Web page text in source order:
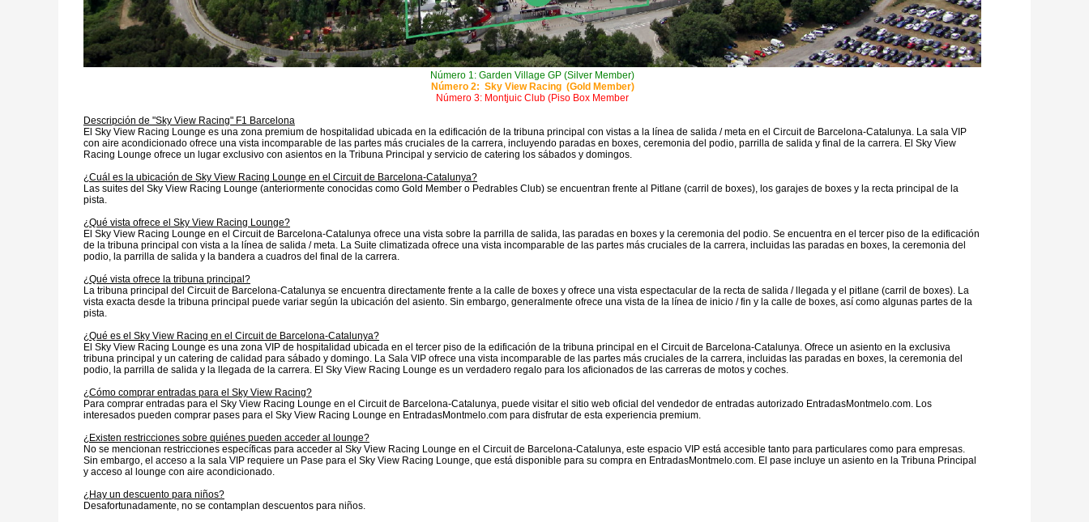
Número 1: Garden Village GP (Silver Member)
Número 2: Sky View Racing (Gold Member)
Número 3: Montjuic Club (Piso Box Member
Descripción de "Sky View Racing" F1 Barcelona
El Sky View Racing Lounge es una zona premium de hospitalidad ubicada en la edificación de la tribuna principal con vistas a la línea de salida / meta en el Circuit de Barcelona-Catalunya. La sala VIP
con aire acondicionado ofrece una vista incomparable de las partes más cruciales de la carrera, incluyendo paradas en boxes, ceremonia del podio, parrilla de salida y final de la carrera. El Sky View
Racing Lounge ofrece un lugar exclusivo con asientos en la Tribuna Principal y servicio de catering los sábados y domingos.
¿Cuál es la ubicación de Sky View Racing Lounge en el Circuit de Barcelona-Catalunya?
Las suites del Sky View Racing Lounge (anteriormente conocidas como Gold Member o Pedrables Club) se encuentran frente al Pitlane (carril de boxes), los garajes de boxes y la recta principal de la
pista.
¿Qué vista ofrece el Sky View Racing Lounge?
El Sky View Racing Lounge en el Circuit de Barcelona-Catalunya ofrece una vista sobre la parrilla de salida, las paradas en boxes y la ceremonia del podio. Se encuentra en el tercer piso de la edificación
de la tribuna principal con vista a la línea de salida / meta. La Suite climatizada ofrece una vista incomparable de las partes más cruciales de la carrera, incluidas las paradas en boxes, la ceremonia del
podio, la parrilla de salida y la bandera a cuadros del final de la carrera.
¿Qué vista ofrece la tribuna principal?
La tribuna principal del Circuit de Barcelona-Catalunya se encuentra directamente frente a la calle de boxes y ofrece una vista espectacular de la recta de salida / llegada y el pitlane (carril de boxes). La
vista exacta desde la tribuna principal puede variar según la ubicación del asiento. Sin embargo, generalmente ofrece una vista de la línea de inicio / fin y la calle de boxes, así como algunas partes de la
pista.
¿Qué es el Sky View Racing en el Circuit de Barcelona-Catalunya?
El Sky View Racing Lounge es una zona VIP de hospitalidad ubicada en el tercer piso de la edificación de la tribuna principal en el Circuit de Barcelona-Catalunya. Ofrece un asiento en la exclusiva
tribuna principal y un catering de calidad para sábado y domingo. La Sala VIP ofrece una vista incomparable de las partes más cruciales de la carrera, incluidas las paradas en boxes, la ceremonia del
podio, la parrilla de salida y la llegada de la carrera. El Sky View Racing Lounge es un verdadero regalo para los aficionados de las carreras de motos y coches.
¿Cómo comprar entradas para el Sky View Racing?
Para comprar entradas para el Sky View Racing Lounge en el Circuit de Barcelona-Catalunya, puede visitar el sitio web oficial del vendedor de entradas autorizado EntradasMontmelo.com. Los
interesados pueden comprar pases para el Sky View Racing Lounge en EntradasMontmelo.com para disfrutar de esta experiencia premium.
¿Existen restricciones sobre quiénes pueden acceder al lounge?
No se mencionan restricciones específicas para acceder al Sky View Racing Lounge en el Circuit de Barcelona-Catalunya, este espacio VIP está accesible tanto para particulares como para empresas.
Sin embargo, el acceso a la sala VIP requiere un Pase para el Sky View Racing Lounge, que está disponible para su compra en EntradasMontmelo.com. El pase incluye un asiento en la Tribuna Principal
y acceso al lounge con aire acondicionado.
¿Hay un descuento para niños?
Desafortunadamente, no se contamplan descuentos para niños.